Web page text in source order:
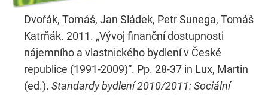
Dvořák, Tomáš, Jan Sládek, Petr Sunega, Tomáš
Katrňák. 2011. „Vývoj finanční dostupnosti
nájemního a vlastnického bydlení v České
republice (1991-2009)“. Pp. 28-37 in Lux, Martin
(ed.). Standardy bydlení 2010/2011: Sociální